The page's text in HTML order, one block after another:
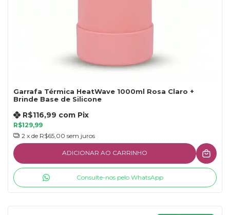
Garrafa Térmica HeatWave 1000ml Rosa Claro +
Brinde Base de Silicone
R$129,99
R$116,99 com Pix
2 x de R$65,00 sem juros
ADICIONAR AO CARRINHO
Consulte-nos pelo WhatsApp